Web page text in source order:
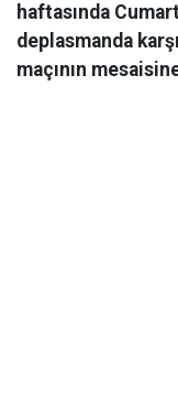
haftasında
deplasmanda
maçının